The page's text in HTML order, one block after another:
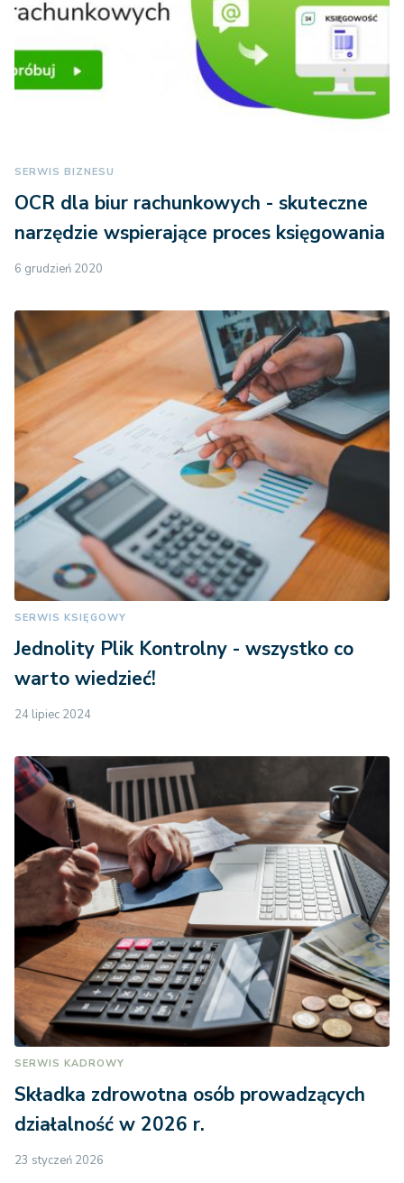
SERWIS BIZNESU
OCR dla biur rachunkowych - skuteczne
narzędzie wspierające proces księgowania
6 grudzień 2020
SERWIS KSIĘGOWY
Jednolity Plik Kontrolny - wszystko co
warto wiedzieć!
24 lipiec 2024
SERWIS KADROWY
Składka zdrowotna osób prowadzących
działalność w 2026 r.
23 styczeń 2026